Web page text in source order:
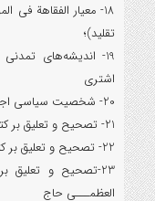
18- معیار الفقاهة فی
تقلید)؛
19- اندیشه‌های
اشتری
20- شخصیت سیاسی اجتماعی رکن الملک
21- تصحیح و تعلیق بر کتاب انیس اللیل در شرح دعای کمیل؛
22- تصحیح و تعلیق بر کتاب نفحات اللیل در شرح دعای کمیل؛
23-تصحیح و تعلیق
العظمـــی حاج